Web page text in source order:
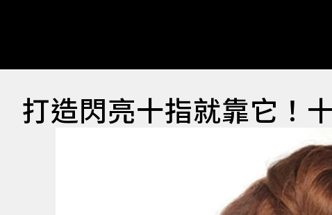
打造閃亮十指就靠它！